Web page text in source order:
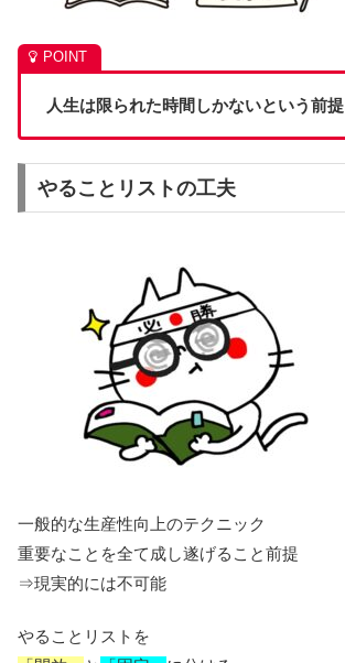
人生は限られた時間しかないという前提
やることリストの工夫
一般的な生産性向上のテクニック
重要なことを全て成し遂げること前提
⇒現実的には不可能
やることリストを